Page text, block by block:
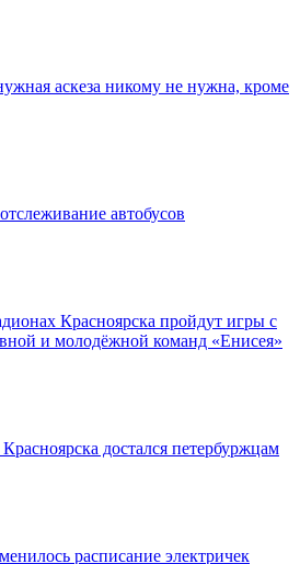
аскеза никому не нужна, кроме
автобусов
Красноярска пройдут игры с
и молодёжной команд «Енисея»
достался петербуржцам
расписание электричек